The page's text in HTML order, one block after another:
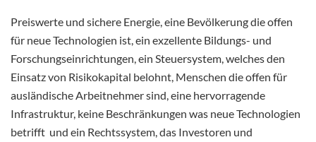
Preiswerte und sichere Energie, eine Bevölkerung die offen
für neue Technologien ist, ein exzellente Bildungs- und
Forschungseinrichtungen, ein Steuersystem, welches den
Einsatz von Risikokapital belohnt, Menschen die offen für
ausländische Arbeitnehmer sind, eine hervorragende
Infrastruktur, keine Beschränkungen was neue Technologien
betrifft und ein Rechtssystem, das Investoren und